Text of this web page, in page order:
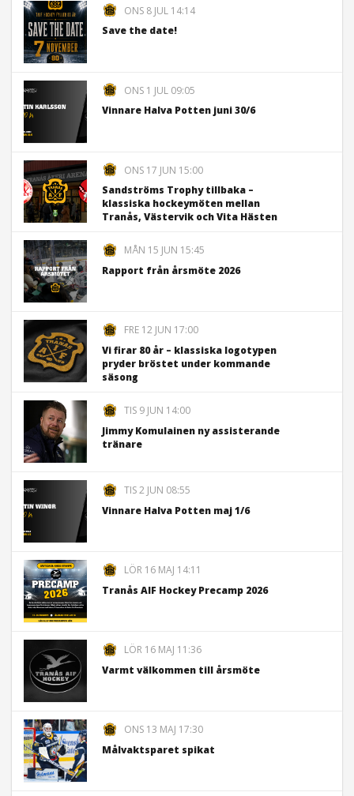
ONS 8 JUL 14:14
Save the date!
ONS 1 JUL 09:05
Vinnare Halva Potten juni 30/6
ONS 17 JUN 15:00
Sandströms Trophy tillbaka –
klassiska hockeymöten mellan
Tranås, Västervik och Vita Hästen
MÅN 15 JUN 15:45
Rapport från årsmöte 2026
FRE 12 JUN 17:00
Vi firar 80 år – klassiska logotypen
pryder bröstet under kommande
säsong
TIS 9 JUN 14:00
Jimmy Komulainen ny assisterande
tränare
TIS 2 JUN 08:55
Vinnare Halva Potten maj 1/6
LÖR 16 MAJ 14:11
Tranås AIF Hockey Precamp 2026
LÖR 16 MAJ 11:36
Varmt välkommen till årsmöte
ONS 13 MAJ 17:30
Målvaktsparet spikat